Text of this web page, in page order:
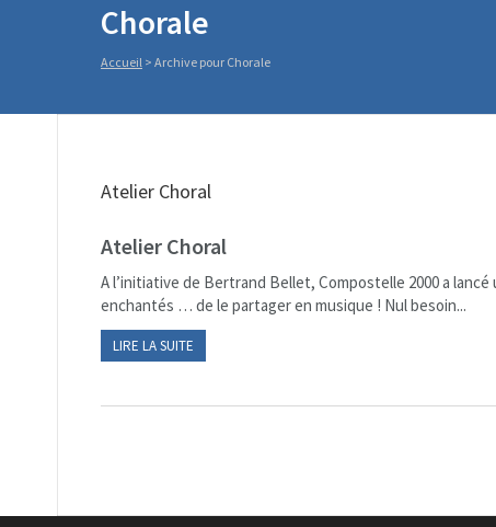
Chorale
Accueil > Archive pour Chorale
Atelier Choral
Atelier Choral
A l’initiative de Bertrand Bellet, Compostelle 2000 a
enchantés … de le partager en musique ! Nul besoin...
LIRE LA SUITE